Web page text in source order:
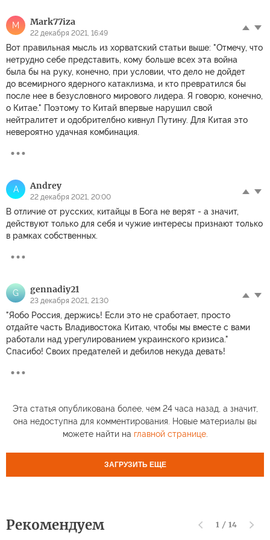
M Mark77iza
22 декабря 2021, 16:49
Вот правильная мысль из хорватский статьи выше: "Отмечу, что
нетрудно себе представить, кому больше всех эта война
была бы на руку, конечно, при условии, что дело не дойдет
до всемирного ядерного катаклизма, и кто превратился бы
после нее в безусловного мирового лидера. Я говорю, конечно,
о Китае." Поэтому то Китай впервые нарушил свой
нейтралитет и одобрителбно кивнул Путину. Для Китая это
невероятно удачная комбинация.
A Andrey
22 декабря 2021, 20:00
В отличие от русских, китайцы в Бога не верят - а значит,
действуют только для себя и чужие интересы признают только
в рамках собственных.
G gennadiy21
23 декабря 2021, 21:30
"Яобо Россия, держись! Если это не сработает, просто
отдайте часть Владивостока Китаю, чтобы мы вместе с вами
работали над урегулированием украинского кризиса."
Спасибо! Своих предателей и дебилов некуда девать!
Эта статья опубликована более, чем 24 часа назад, а значит,
она недоступна для комментирования. Новые материалы вы
можете найти на главной странице.
ЗАГРУЗИТЬ ЕЩЕ
Рекомендуем 1 / 14